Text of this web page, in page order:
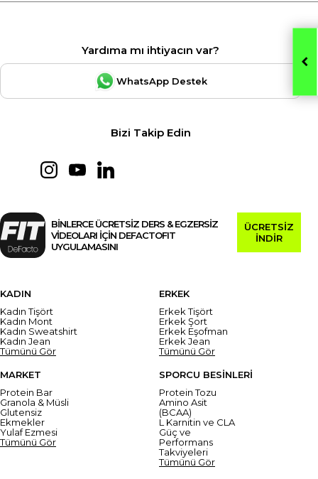
Yardıma mı ihtiyacın var?
WhatsApp Destek
Bizi Takip Edin
BİNLERCE ÜCRETSİZ DERS & EGZERSİZ
VİDEOLARI İÇİN DEFACTOFIT
UYGULAMASINI
ÜCRETSİZ
İNDİR
KADIN
Kadın Tişört
Kadın Mont
Kadın Sweatshirt
Kadın Jean
Tümünü Gör
ERKEK
Erkek Tişört
Erkek Şort
Erkek Eşofman
Erkek Jean
Tümünü Gör
MARKET
Protein Bar
Granola & Müsli
Glutensiz
Ekmekler
Yulaf Ezmesi
Tümünü Gör
SPORCU BESİNLERİ
Protein Tozu
Amino Asit
(BCAA)
L Karnitin ve CLA
Güç ve
Performans
Takviyeleri
Tümünü Gör